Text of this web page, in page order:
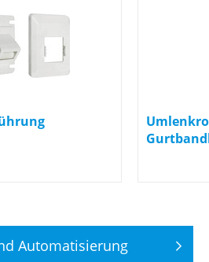
Automatisierung